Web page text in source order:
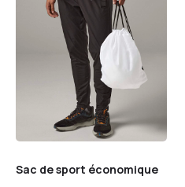
Sac de sport économique